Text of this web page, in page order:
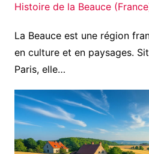
Histoire de la Beauce
La Beauce est une région
en culture et en paysages.
Paris, elle…